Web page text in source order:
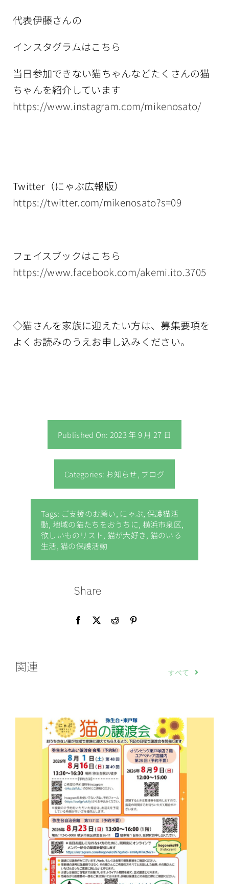
代表伊藤さんの
インスタグラムはこちら
当日参加できない猫ちゃんなどたくさんの猫
ちゃんを紹介しています
https://www.instagram.com/mikenosato/
Twitter（にゃぶ広報版）
https://twitter.com/mikenosato?s=09
フェイスブックはこちら
https://www.facebook.com/akemi.ito.3705
◇猫さんを家族に迎えたい方は、募集要項を
よくお読みのうえお申し込みください。
Published On: 2023 年 9 月 27 日
Categories: お知らせ, ブログ
Tags: ご支援のお願い, にゃぶ, 保護猫活
動, 地域の猫たちをおうちに, 横浜市泉区,
欲しいものリスト, 猫が大好き, 猫のいる
生活, 猫の保護活動
Share
関連 すべて